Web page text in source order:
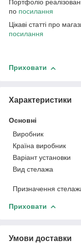
Портфоліо
по посилання
Цікаві статті про
посилання
Приховати
Характеристики
Основні
Виробник
Країна виробник
Варіант установки
Вид стелажа
Призначення
Приховати
Умови доставки